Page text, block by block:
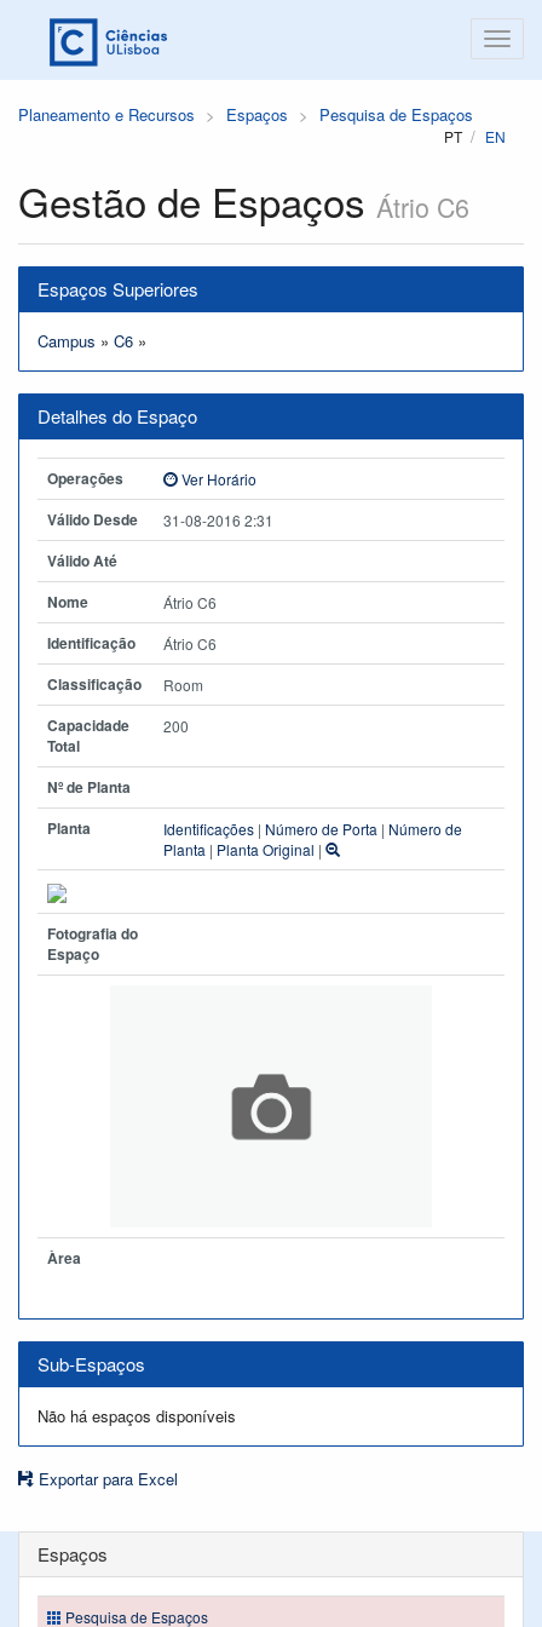
Planeamento e Recursos Espaços Pesquisa de Espaços
PT EN
Gestão de Espaços Átrio C6
Espaços Superiores
Campus » C6 »
Detalhes do Espaço
Operações Ver Horário
Válido Desde 31-08-2016 2:31
Válido Até
Nome
Átrio C6
Identificação Átrio C6
Classificação Room
Capacidade
Total
200
Nº de Planta
Planta
Identificações | Número de Porta | Número de
Planta | Planta Original |
Fotografia do
Espaço
Àrea
Sub-Espaços
Não há espaços disponíveis
Exportar para Excel
Espaços
Pesquisa de Espaços